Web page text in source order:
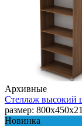
Архивные
Стеллаж высокий
размер:
Новинка